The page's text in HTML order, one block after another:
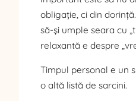
obligație, ci din
să-și umple seara cu
relaxantă e despre
Timpul personal e un
o altă listă de sarcini.